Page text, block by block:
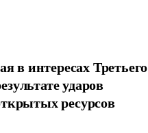
в интересах Третьего
ударов
ресурсов